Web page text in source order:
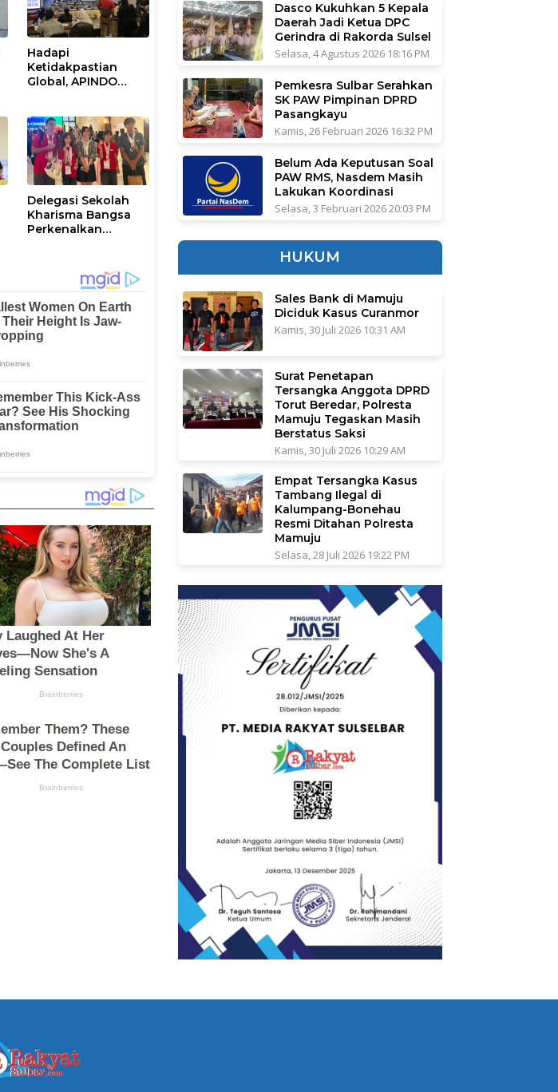
Hadapi
Ketidakpastian
Global, APINDO
Rumuskan Agenda
Ketahanan Ekonomi
Nasional
Delegasi Sekolah
Kharisma Bangsa
Perkenalkan
Ajang International
STEAM Olympiad
2026 di Roma
Dasco Kukuhkan 5 Kepala
Daerah Jadi Ketua DPC
Gerindra di Rakorda Sulsel
Selasa, 4 Agustus 2026 18:16 PM
Pemkesra Sulbar Serahkan
SK PAW Pimpinan DPRD
Pasangkayu
Kamis, 26 Februari 2026 16:32 PM
Belum Ada Keputusan Soal
PAW RMS, Nasdem Masih
Lakukan Koordinasi
Selasa, 3 Februari 2026 20:03 PM
HUKUM
Sales Bank di Mamuju
Diciduk Kasus Curanmor
Kamis, 30 Juli 2026 10:31 AM
Surat Penetapan
Tersangka Anggota DPRD
Torut Beredar, Polresta
Mamuju Tegaskan Masih
Berstatus Saksi
Kamis, 30 Juli 2026 10:29 AM
Empat Tersangka Kasus
Tambang Ilegal di
Kalumpang-Bonehau
Resmi Ditahan Polresta
Mamuju
Selasa, 28 Juli 2026 19:22 PM